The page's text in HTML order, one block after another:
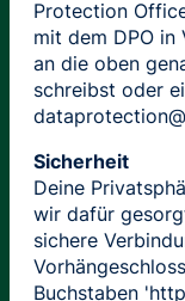
Protection
mit dem DPO in
an die oben
schreibst oder
Sicherheit
Deine
wir dafür
sichere
Buchstaben